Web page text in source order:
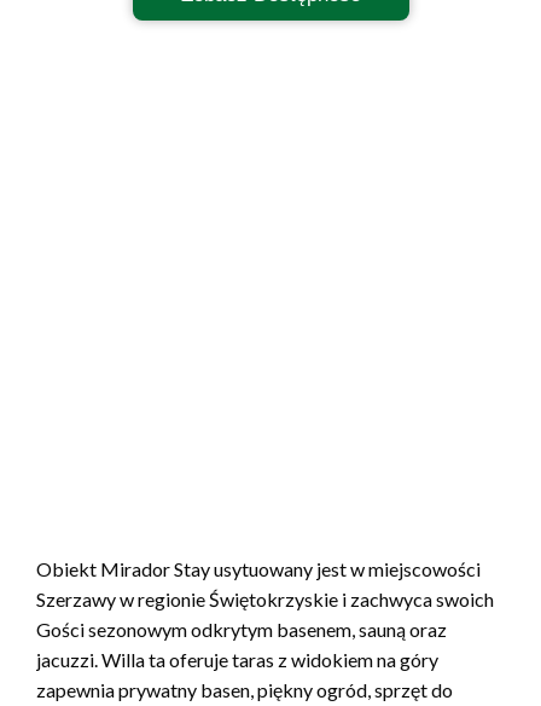
Obiekt Mirador Stay usytuowany jest w miejscowości
Szerzawy w regionie Świętokrzyskie i zachwyca swoich
Gości sezonowym odkrytym basenem, sauną oraz
jacuzzi. Willa ta oferuje taras z widokiem na góry
zapewnia prywatny basen, piękny ogród, sprzęt do